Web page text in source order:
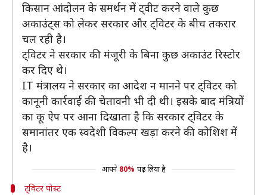
किसान आंदोलन के समर्थन में ट्वीट करने वाले कुछ
अकाउंट्स को लेकर सरकार और ट्विटर के बीच तकरार
चल रही है।
ट्विटर ने सरकार की मंजूरी के बिना कुछ अकाउंट रिस्टोर
कर दिए थे।
IT मंत्रालय ने सरकार का आदेश न मानने पर ट्विटर को
कानूनी कार्रवाई की चेतावनी भी दी थी। इसके बाद मंत्रियों
का कू ऐप पर आना दिखाता है कि सरकार ट्विटर के
समानांतर एक स्वदेशी विकल्प खड़ा करने की कोशिश में
है।
आपने 80% पढ़ लिया है
ट्विटर पोस्ट